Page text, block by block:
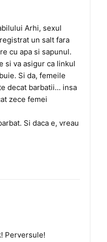
Arhi, sexul
un salt fara
cu apa si sapunul.
si va asigur ca linkul
Si da, femeile
decat barbatii… insa
zece femei
Si daca e, vreau
Perversule!